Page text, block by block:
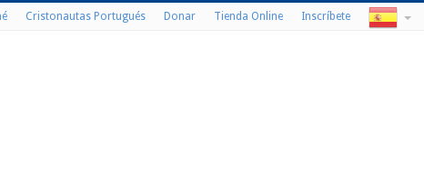
Cristonautas Portugués Donar Tienda Online Inscríbete